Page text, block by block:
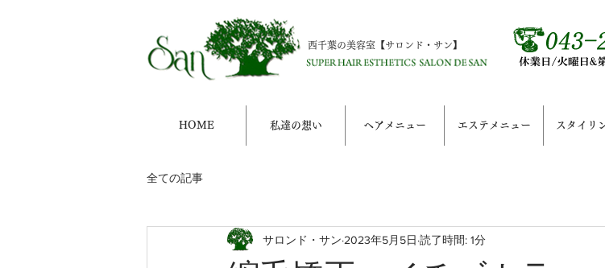
西千葉の美容室【サロンド・サン】
HOME 私達の想い ヘアメニュー エステメニュー スタイリ
全ての記事
サロンド・サン 2023年5月5日 読了時間: 1分